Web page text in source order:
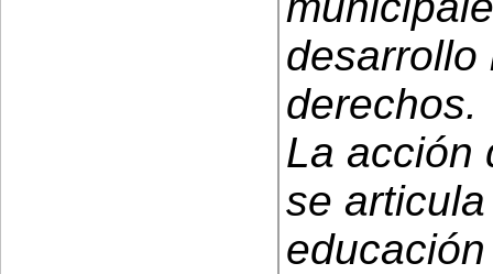
desarrollo
derechos.
La acción
se